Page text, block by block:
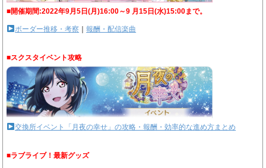
■開催期間:2022年9月5日(月)16:00～9 月15日(水)15:00まで。
ボーダー推移・考察 ｜報酬・配信楽曲
■スクスタイベント攻略
交換所イベント「月夜の幸せ」の攻略・報酬・効率的な進め方まとめ
■ラブライブ！最新グッズ